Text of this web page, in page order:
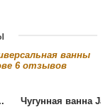
ванны
6отзывов
Чугунная ванна